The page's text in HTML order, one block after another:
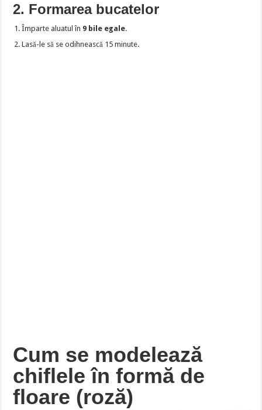
2. Formarea bucatelor
Împarte aluatul în 9 bile egale.
Lasă-le să se odihnească 15 minute.
Cum se modelează
chiflele în formă de
floare (roză)